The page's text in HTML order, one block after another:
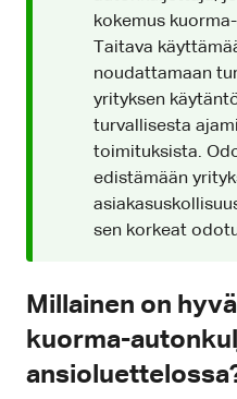
kokemus
Taitava
noudattamaan
yrityksen
turvallisesta
toimituksista.
edistämään
sen korkeat
Millainen on
kuorma-